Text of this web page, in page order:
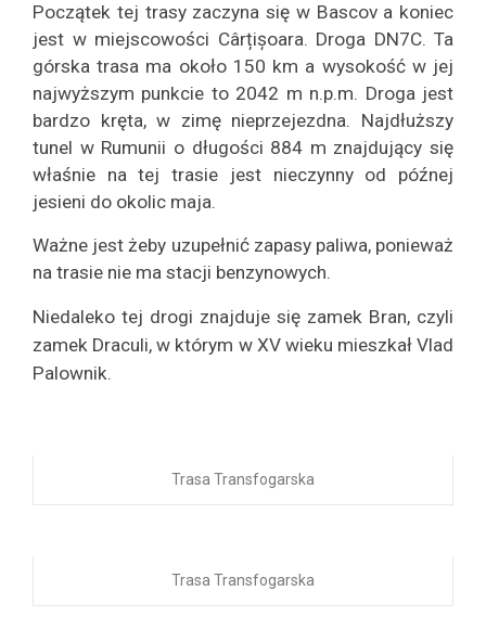
Początek tej trasy zaczyna się w Bascov a koniec
jest w miejscowości Cârțișoara. Droga DN7C. Ta
górska trasa ma około 150 km a wysokość w jej
najwyższym punkcie to 2042 m n.p.m. Droga jest
bardzo kręta, w zimę nieprzejezdna. Najdłuższy
tunel w Rumunii o długości 884 m znajdujący się
właśnie na tej trasie jest nieczynny od późnej
jesieni do okolic maja.
Ważne jest żeby uzupełnić zapasy paliwa, ponieważ
na trasie nie ma stacji benzynowych.
Niedaleko tej drogi znajduje się zamek Bran, czyli
zamek Draculi, w którym w XV wieku mieszkał Vlad
Palownik.
Trasa Transfogarska
Trasa Transfogarska